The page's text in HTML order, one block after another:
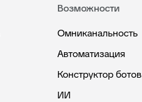
Возможности
Омниканальность
Автоматизация
Конструктор ботов
ИИ